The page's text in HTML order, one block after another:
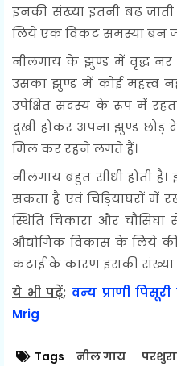
इनकी संख्या इतनी बढ़
लिये एक विकट समस्या बन
नीलगाय के झुण्ड में वृद्ध नर
उसका झुण्ड में कोई महत्त्व
उपेक्षित सदस्य के रूप में रहता
दुखी होकर अपना झुण्ड
मिल कर रहने लगते हैं।
नीलगाय बहुत सीधी होती
सकता है एवं चिड़ियाघरों में
स्थिति चिंकारा और
औद्योगिक विकास के लिये
कटाई के कारण इसकी संख्या
ये भी पढ़ें; वन्य प्राणी
Mrig
Tags नील गाय